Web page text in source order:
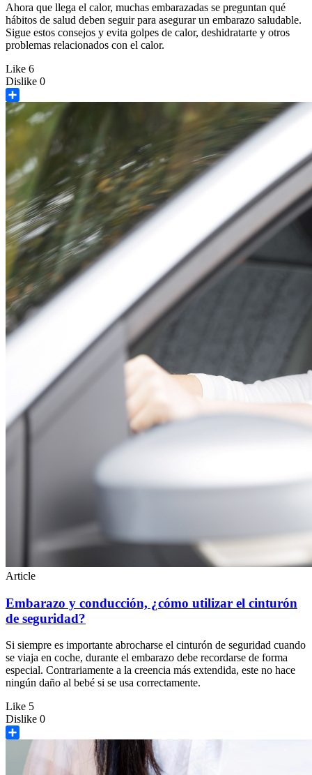
Ahora que llega el calor, muchas embarazadas se preguntan qué
hábitos de salud deben seguir para asegurar un embarazo saludable.
Sigue estos consejos y evita golpes de calor, deshidratarte y otros
problemas relacionados con el calor.
Like 6
Dislike 0
Share
Article
Embarazo y conducción, ¿cómo utilizar el cinturón
de seguridad?
Si siempre es importante abrocharse el cinturón de seguridad cuando
se viaja en coche, durante el embarazo debe recordarse de forma
especial. Contrariamente a la creencia más extendida, este no hace
ningún daño al bebé si se usa correctamente.
Like 5
Dislike 0
Share